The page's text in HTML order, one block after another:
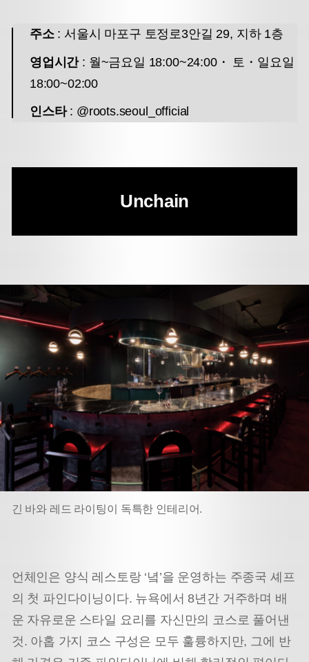
주소 : 서울시 마포구 토정로3안길 29, 지하 1층
영업시간 : 월~금요일 18:00~24:00・
토・일요일
18:00~02:00
인스타 : @roots.seoul_official
Unchain
긴 바와 레드 라이팅이 독특한 인테리어.
언체인은 양식 레스토랑 ‘녘’을 운영하는 주종국 셰프
의 첫 파인다이닝이다. 뉴욕에서 8년간 거주하며 배
운 자유로운 스타일 요리를 자신만의 코스로 풀어낸
것. 아홉 가지 코스 구성은 모두 훌륭하지만, 그에 반